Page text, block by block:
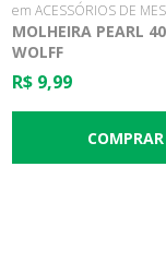
em ACESSÓRIOS DE
MOLHEIRA PEARL
WOLFF
R$ 9,99